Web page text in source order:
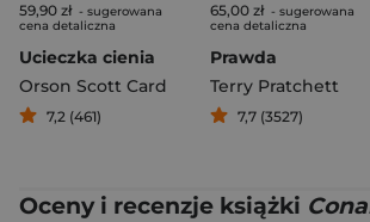
59,90 zł - sugerowana
cena detaliczna
Ucieczka cienia
Orson Scott Card
7,2 (461)
65,00 zł - sugerowana
cena detaliczna
Prawda
Terry Pratchett
7,7 (3527)
Oceny i recenzje książki